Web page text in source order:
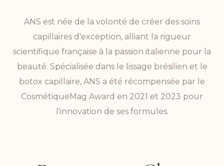
ANS est née de la volonté de créer des soins
capillaires d'exception, alliant la rigueur
scientifique française à la passion italienne pour la
beauté. Spécialisée dans le lissage brésilien et le
botox capillaire, ANS a été récompensée par le
CosmétiqueMag Award en 2021 et 2023 pour
l'innovation de ses formules.